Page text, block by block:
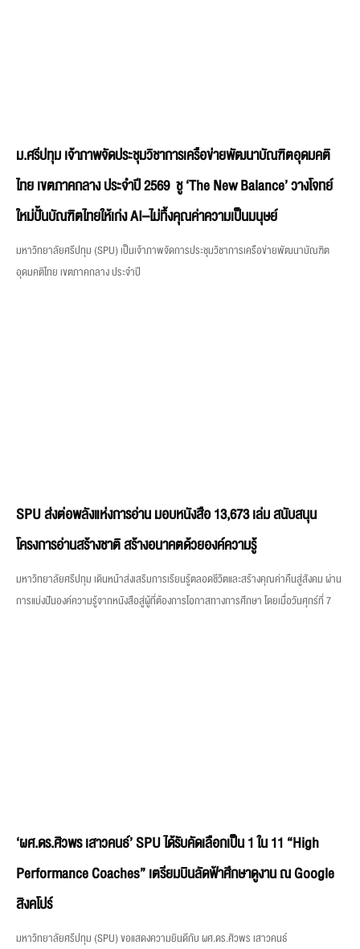
ม.ศรีปทุม เจ้าภาพจัดประชุมวิชาการเครือข่ายพัฒนาบัณฑิตอุดมคติ
ไทย เขตภาคกลาง ประจำปี 2569 ชู ‘The New Balance’ วางโจทย์
ใหม่ปั้นบัณฑิตไทยให้เก่ง AI–ไม่ทิ้งคุณค่าความเป็นมนุษย์
มหาวิทยาลัยศรีปทุม (SPU) เป็นเจ้าภาพจัดการประชุมวิชาการเครือข่ายพัฒนาบัณฑิต
อุดมคติไทย เขตภาคกลาง ประจำปี
SPU ส่งต่อพลังแห่งการอ่าน มอบหนังสือ 13,673 เล่ม สนับสนุน
โครงการอ่านสร้างชาติ สร้างอนาคตด้วยองค์ความรู้
มหาวิทยาลัยศรีปทุม เดินหน้าส่งเสริมการเรียนรู้ตลอดชีวิตและสร้างคุณค่าคืนสู่สังคม ผ่าน
การแบ่งปันองค์ความรู้จากหนังสือสู่ผู้ที่ต้องการโอกาสทางการศึกษา โดยเมื่อวันศุกร์ที่ 7
‘ผศ.ดร.ศิวพร เสาวคนธ์’ SPU ได้รับคัดเลือกเป็น 1 ใน 11 “High
Performance Coaches” เตรียมบินลัดฟ้าศึกษาดูงาน ณ Google
สิงคโปร์
มหาวิทยาลัยศรีปทุม (SPU) ขอแสดงความยินดีกับ ผศ.ดร.ศิวพร เสาวคนธ์